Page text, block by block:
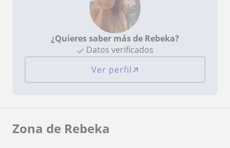
¿Quieres saber más de Rebeka?
Datos verificados
Ver perfil
Zona de Rebeka